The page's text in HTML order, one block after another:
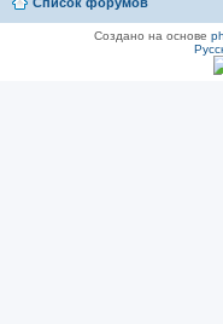
Создано на основе